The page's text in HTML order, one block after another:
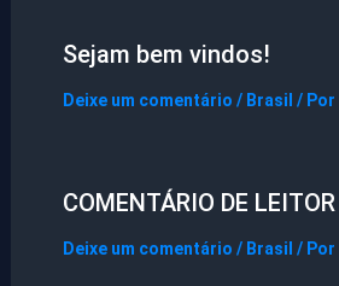
Sejam bem vindos!
Deixe um comentário / Brasil / Por
COMENTÁRIO DE LEITOR
Deixe um comentário / Brasil / Por